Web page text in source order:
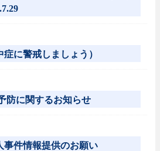
に警戒しましょう）
防に関するお知らせ
事件情報提供のお願い